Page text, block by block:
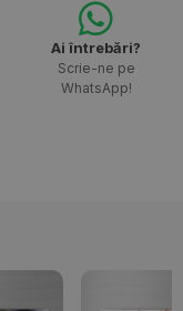
Ai întrebări?
Scrie-ne pe
WhatsApp!